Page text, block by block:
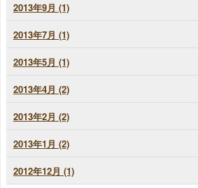
2013年9月 (1)
2013年7月 (1)
2013年5月 (1)
2013年4月 (2)
2013年2月 (2)
2013年1月 (2)
2012年12月 (1)